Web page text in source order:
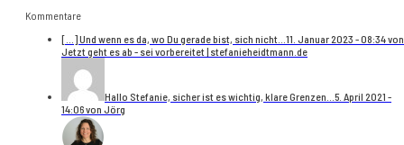
Kommentare
[…] Und wenn es da, wo Du gerade bist, sich nicht... 11. Januar 2023 - 08:34 von
Jetzt geht es ab - sei vorbereitet | stefanieheidtmann.de
Hallo Stefanie, sicher ist es wichtig, klare Grenzen... 5. April 2021 -
14:06 von Jörg